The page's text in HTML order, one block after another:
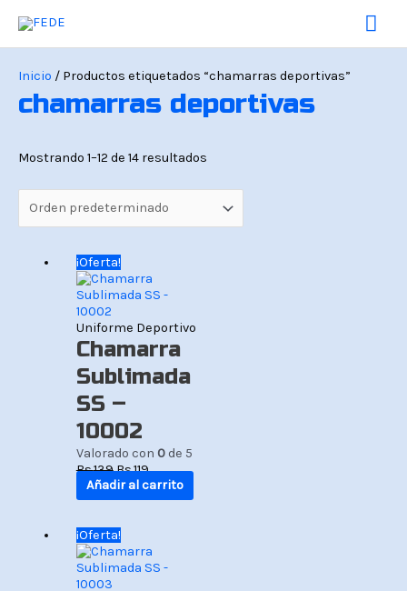
Inicio / Productos etiquetados “chamarras deportivas”
chamarras deportivas
Mostrando 1–12 de 14 resultados
¡Oferta!
Uniforme Deportivo
Chamarra
Sublimada
SS –
10002
Valorado con 0de 5
Bs.139
El
precio
original
Bs.139.
Bs.119
precio
actual
Bs.119.
Añadir al carrito
¡Oferta!
El
precio
original
precio
actual